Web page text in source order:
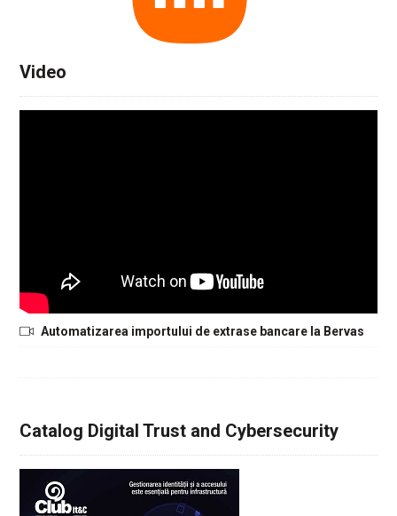
Video
Automatizarea importului de extrase bancare la Bervas
Catalog Digital Trust and Cybersecurity